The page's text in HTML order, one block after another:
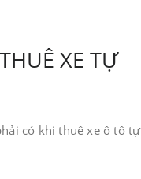
XE TỰ
có khi thuê xe ô tô tự